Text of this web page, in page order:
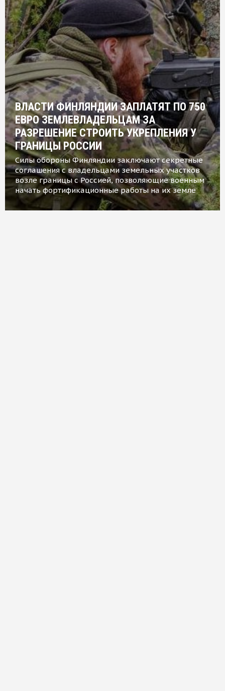
ВЛАСТИ ФИНЛЯНДИИ ЗАПЛАТЯТ ПО 750
ЕВРО ЗЕМЛЕВЛАДЕЛЬЦАМ ЗА
РАЗРЕШЕНИЕ СТРОИТЬ УКРЕПЛЕНИЯ У
ГРАНИЦЫ РОССИИ
Силы обороны Финляндии заключают секретные
соглашения с владельцами земельных участков
возле границы с Россией, позволяющие военным
начать фортификационные работы на их земле